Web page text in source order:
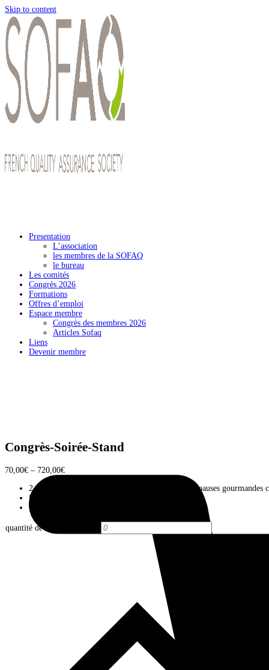
Skip to content
Presentation
L’association
les membres de la SOFAQ
le bureau
Les comités
Congrès 2026
Formations
Offres d’emploi
Espace membre
Congrès des membres 2026
Articles Sofaq
Liens
Devenir membre
Congrès-Soirée-Stand
70,00€ – 720,00€
2 journées de congrès et ateliers (2 déjeuners et 4 pauses gourmandes
Soirée des membres au Moxy Lille City
Votre espace de stand pour les 2 journées du congrès
quantité de Espace de stand